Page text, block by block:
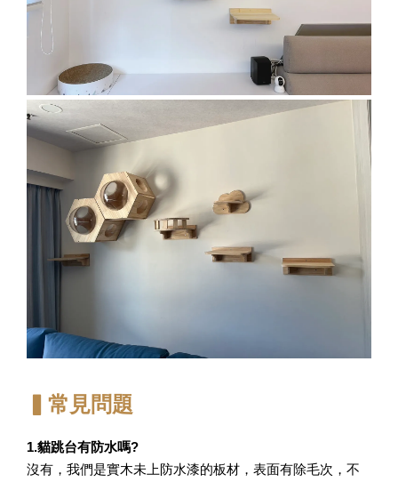
▍常見問題
1.貓跳台有防水嗎?
沒有，我們是實木未上防水漆的板材，表面有除毛次，不